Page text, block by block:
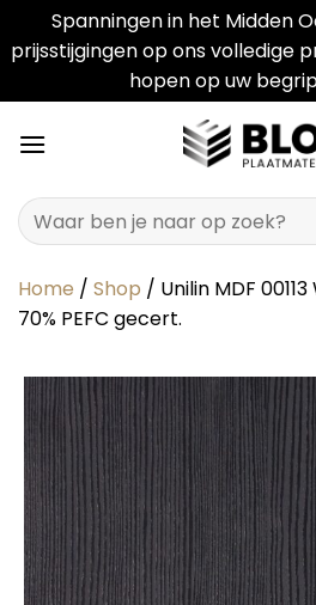
Spanningen in het Midden
prijsstijgingen op ons volledige
hopen op uw
naar
Zoeken
naar:
Home / Shop / Unilin MDF
70% PEFC gecert.